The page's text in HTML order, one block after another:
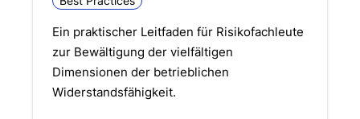
Ein praktischer Leitfaden für Risikofachleute
zur Bewältigung der vielfältigen
Dimensionen der betrieblichen
Widerstandsfähigkeit.